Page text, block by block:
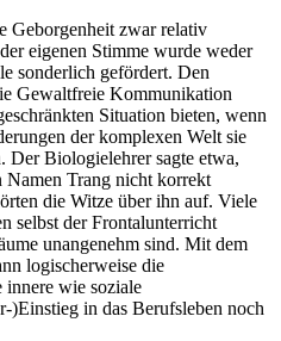
Geborgenheit zwar relativ
eigenen Stimme wurde weder
sonderlich gefördert. Den
Gewaltfreie Kommunikation
Situation bieten, wenn
der komplexen Welt sie
Der Biologielehrer sagte etwa,
Namen Trang nicht korrekt
die Witze über ihn auf. Viele
selbst der Frontalunterricht
unangenehm sind. Mit dem
logischerweise die
innere wie soziale
)Einstieg in das Berufsleben noch